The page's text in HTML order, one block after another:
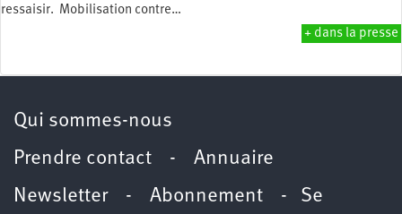
ressaisir. Mobilisation contre…
+ dans la presse
Qui sommes-nous
Prendre contact - Annuaire
Newsletter - Abonnement - Se